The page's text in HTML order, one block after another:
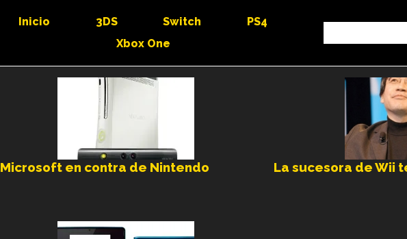
Inicio 3DS Switch
PS4
Xbox One
Microsoft en contra de Nintendo La sucesora de Wii